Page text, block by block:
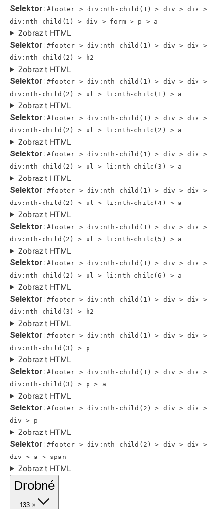
Selektor: #footer > div:nth-child(1) > div > div >
div:nth-child(1) > div > form > p > a
Zobrazit HTML
Selektor: #footer > div:nth-child(1) > div > div >
div:nth-child(2) > h2
Zobrazit HTML
Selektor: #footer > div:nth-child(1) > div > div >
div:nth-child(2) > ul > li:nth-child(1) > a
Zobrazit HTML
Selektor: #footer > div:nth-child(1) > div > div >
div:nth-child(2) > ul > li:nth-child(2) > a
Zobrazit HTML
Selektor: #footer > div:nth-child(1) > div > div >
div:nth-child(2) > ul > li:nth-child(3) > a
Zobrazit HTML
Selektor: #footer > div:nth-child(1) > div > div >
div:nth-child(2) > ul > li:nth-child(4) > a
Zobrazit HTML
Selektor: #footer > div:nth-child(1) > div > div >
div:nth-child(2) > ul > li:nth-child(5) > a
Zobrazit HTML
Selektor: #footer > div:nth-child(1) > div > div >
div:nth-child(2) > ul > li:nth-child(6) > a
Zobrazit HTML
Selektor: #footer > div:nth-child(1) > div > div >
div:nth-child(3) > h2
Zobrazit HTML
Selektor: #footer > div:nth-child(1) > div > div >
div:nth-child(3) > p
Zobrazit HTML
Selektor: #footer > div:nth-child(1) > div > div >
div:nth-child(3) > p > a
Zobrazit HTML
Selektor: #footer > div:nth-child(2) > div > div >
div > p
Zobrazit HTML
Selektor: #footer > div:nth-child(2) > div > div >
div > a > span
Zobrazit HTML
Drobné
133 ×